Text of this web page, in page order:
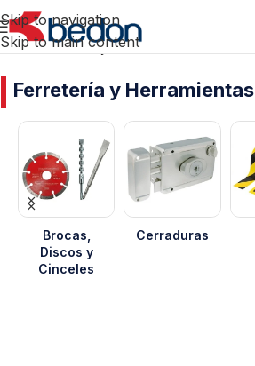
Skip to navigation
Skip to main content
Inicio/Ferretería y Herramientas
Ferretería y Herramientas
Brocas,
Discos y
Cinceles
Cerraduras